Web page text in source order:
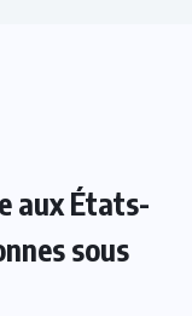
aux États-
sous